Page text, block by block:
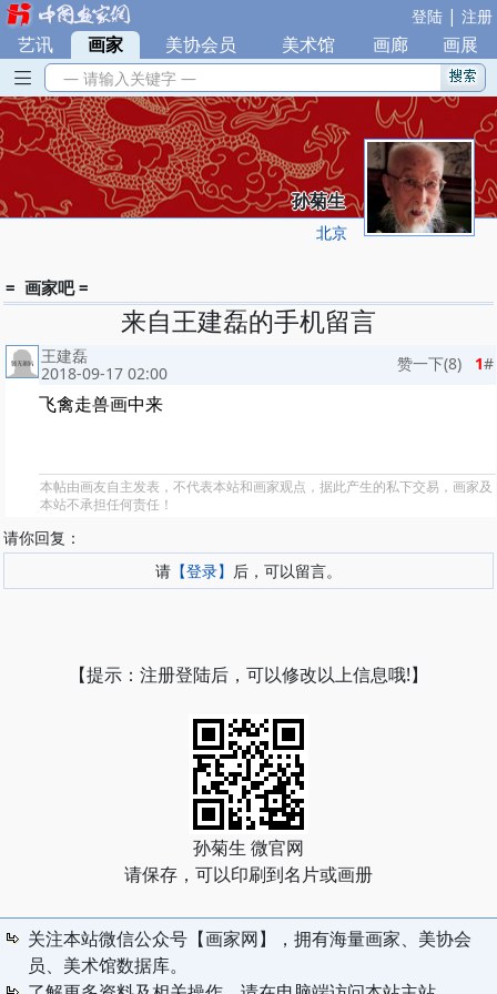
登陆 | 注册
艺讯 | 画家 美协会员 美术馆 画廊 画展
— 请输入关键字 —
孙菊生
北京
= 画家吧 =
来自王建磊的手机留言
赞一下(8) 1#
王建磊
2018-09-17 02:00
飞禽走兽画中来
本帖由画友自主发表，不代表本站和画家观点，据此产生的私下交易，画家及
本站不承担任何责任！
请你回复：
请 【登录】 后，可以留言。
【提示：注册登陆后，可以修改以上信息哦!】
孙菊生 微官网
请保存，可以印刷到名片或画册
关注本站微信公众号【画家网】，拥有海量画家、美协会
员、美术馆数据库。